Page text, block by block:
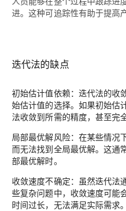
进。这种可追踪性有助于提高
迭代法的缺点
初始估计值依赖：迭代法的收
始估计值的选择。如果初始估
法收敛到所需的精度，甚至完
局部最优解风险：在某些情况
而无法找到全局最优解。这通
部最优解时。
收敛速度不确定：虽然迭代法
些复杂问题中，收敛速度可能
时间过长，无法满足实际需求。